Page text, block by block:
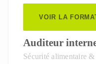
VOIR LA
Auditeur
Sécurité alimentaire